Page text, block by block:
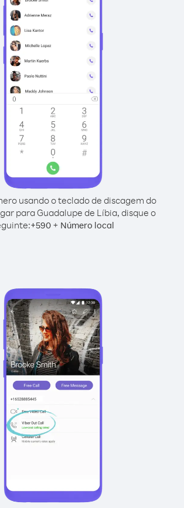
usando o teclado de discagem do
para Guadalupe de Líbia, disque o
+590+ Número local